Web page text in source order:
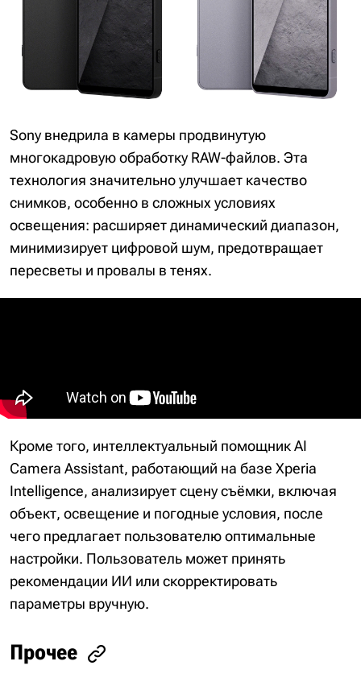
Sony внедрила в камеры продвинутую
многокадровую обработку RAW-файлов. Эта
технология значительно улучшает качество
снимков, особенно в сложных условиях
освещения: расширяет динамический диапазон,
минимизирует цифровой шум, предотвращает
пересветы и провалы в тенях.
Кроме того, интеллектуальный помощник AI
Camera Assistant, работающий на базе Xperia
Intelligence, анализирует сцену съёмки, включая
объект, освещение и погодные условия, после
чего предлагает пользователю оптимальные
настройки. Пользователь может принять
рекомендации ИИ или скорректировать
параметры вручную.
Прочее